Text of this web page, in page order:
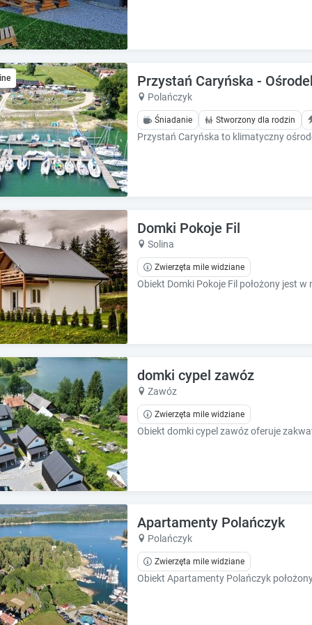
e
s
.
Przystań Caryńska -
Polańczyk
Śniadanie Stworzony dla rodzin
Domki Pokoje Fil
Solina
Zwierzęta mile widziane
domki cypel zawóz
Zawóz
Zwierzęta mile widziane
Apartamenty Polańczyk
Polańczyk
Zwierzęta mile widziane